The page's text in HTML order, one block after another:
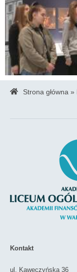
Strona główna »
Kontakt
ul. Kawęczyńska 36